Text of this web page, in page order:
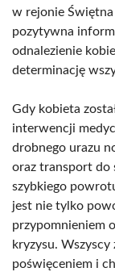
w rejonie
pozytywna
odnalezienie
determinację
Gdy kobieta
interwencji
drobnego urazu
oraz transport do
szybkiego
jest nie tylko
przypomnieniem
kryzysu.
poświęceniem i